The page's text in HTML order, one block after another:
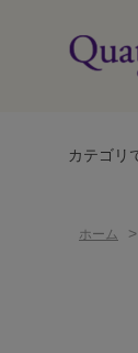
カテゴリ
ホーム >